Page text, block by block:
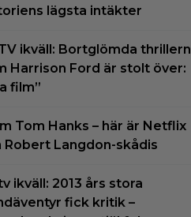
lägsta intäkter
ikväll: Bortglömda thrillern
Harrison Ford är stolt över:
film”
Tom Hanks – här är Netflix
Robert Langdon-skådis
ikväll: 2013 års stora
fick kritik –